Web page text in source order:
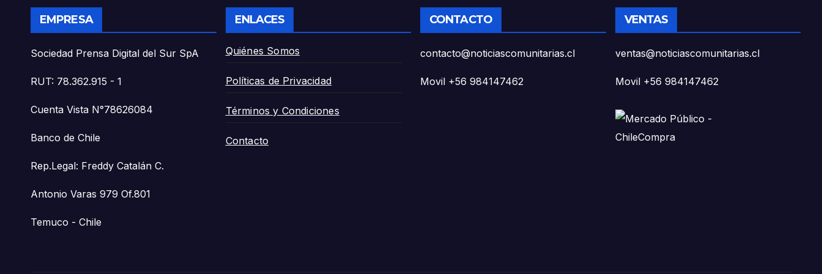
EMPRESA
Sociedad Prensa Digital del Sur SpA
RUT: 78.362.915 - 1
Cuenta Vista N°78626084
Banco de Chile
Rep.Legal: Freddy Catalán C.
Antonio Varas 979 Of.801
Temuco - Chile
ENLACES
Quiénes Somos
Políticas de Privacidad
Términos y Condiciones
Contacto
CONTACTO
contacto@noticiascomunitarias.cl
Movil +56 984147462
VENTAS
ventas@noticiascomunitarias.cl
Movil +56 984147462